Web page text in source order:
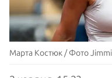
Марта Костюк / Фото